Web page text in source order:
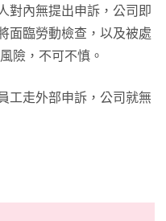
對內無提出申訴，公司即
面臨勞動檢查，以及被處
險，不可不慎。
工走外部申訴，公司就無